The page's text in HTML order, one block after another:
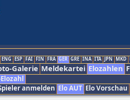
ENG ESP FAI FIN FRA GER GRE INA ITA JPN MKD
Galerie Meldekartei Elozahlen
anmelden Elo AUT Elo Vorschau